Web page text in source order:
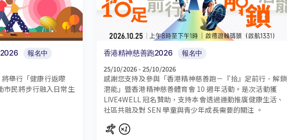
報名中
舉行「健康行返嚟
市民將步行融入日常生
香港精神慈善跑2026 報名中
25/10/2026 - 25/10/2026
感謝您支持及參與「香港精神慈善跑－『拾』足前行．解鎖
潛能」暨香港精神慈善體育會 10 週年活動。是次活動獲
LIVE4WELL 冠名贊助，支持本會透過運動推廣健康生活、
社區共融及對 SEN 學童與青少年成長需要的關注 。